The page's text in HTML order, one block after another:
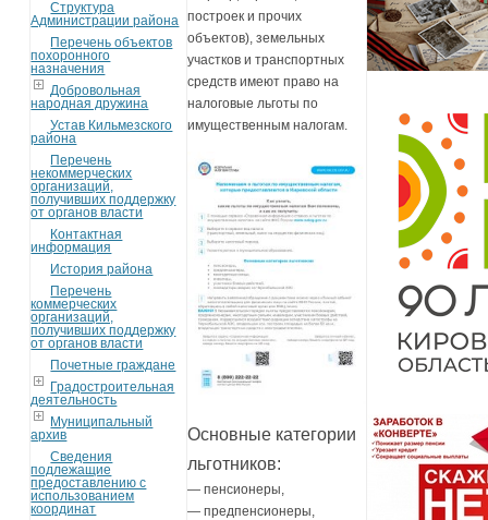
Структура
Администрации района
Перечень объектов
похоронного
назначения
Добровольная
народная дружина
Устав Кильмезского
района
Перечень
некоммерческих
организаций,
получивших поддержку
от органов власти
Контактная
информация
История района
Перечень
коммерческих
организаций,
получивших поддержку
от органов власти
Почетные граждане
Градостроительная
деятельность
Муниципальный
архив
Сведения
подлежащие
предоставлению с
использованием
координат
построек и прочих
объектов), земельных
участков и транспортных
средств имеют право на
налоговые льготы по
имущественным налогам.
Основные категории
льготников:
— пенсионеры,
— предпенсионеры,